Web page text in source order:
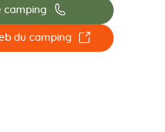
camping 📞
du camping ☐